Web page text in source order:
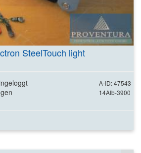
SteelTouch light
A-ID: 47543
14Alb-3900